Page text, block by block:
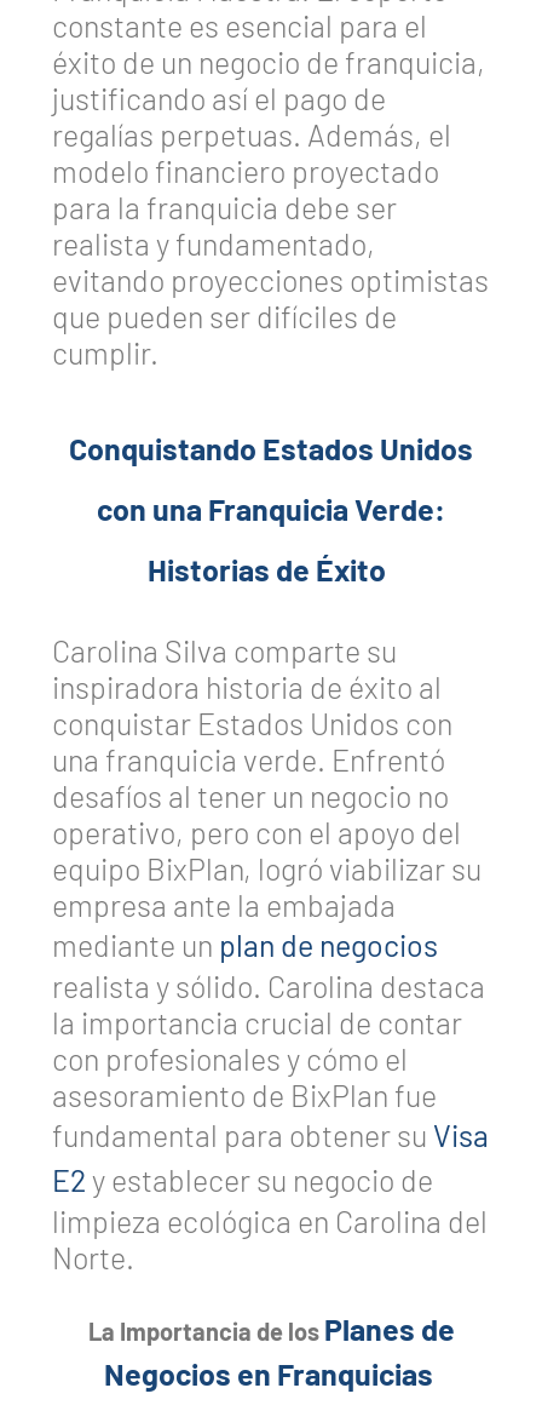
constante es esencial para el
éxito de un negocio de franquicia,
justificando así el pago de
regalías perpetuas. Además, el
modelo financiero proyectado
para la franquicia debe ser
realista y fundamentado,
evitando proyecciones optimistas
que pueden ser difíciles de
cumplir.
Conquistando Estados Unidos
con una Franquicia Verde:
Historias de Éxito
Carolina Silva comparte su
inspiradora historia de éxito al
conquistar Estados Unidos con
una franquicia verde. Enfrentó
desafíos al tener un negocio no
operativo, pero con el apoyo del
equipo BixPlan, logró viabilizar su
empresa ante la embajada
mediante un plan de negocios
realista y sólido. Carolina destaca
la importancia crucial de contar
con profesionales y cómo el
asesoramiento de BixPlan fue
fundamental para obtener su Visa
E2 y establecer su negocio de
limpieza ecológica en Carolina del
Norte.
La Importancia de los Planes de
Negocios en Franquicias